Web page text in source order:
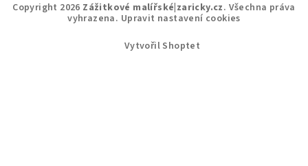
Copyright 2026 Zážitkové malířské|zaricky.cz. Všechna práva
vyhrazena. Upravit nastavení cookies
Vytvořil Shoptet